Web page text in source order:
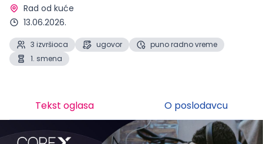
Rad od kuće
13.06.2026.
3 izvršioca ugovor
puno radno vreme
1. smena
Tekst oglasa O poslodavcu